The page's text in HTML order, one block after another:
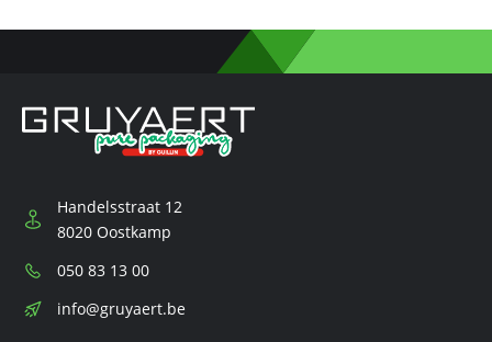
Handelsstraat 12
8020 Oostkamp
Telefoon:
050 83 13 00
E-
info@gruyaert.be